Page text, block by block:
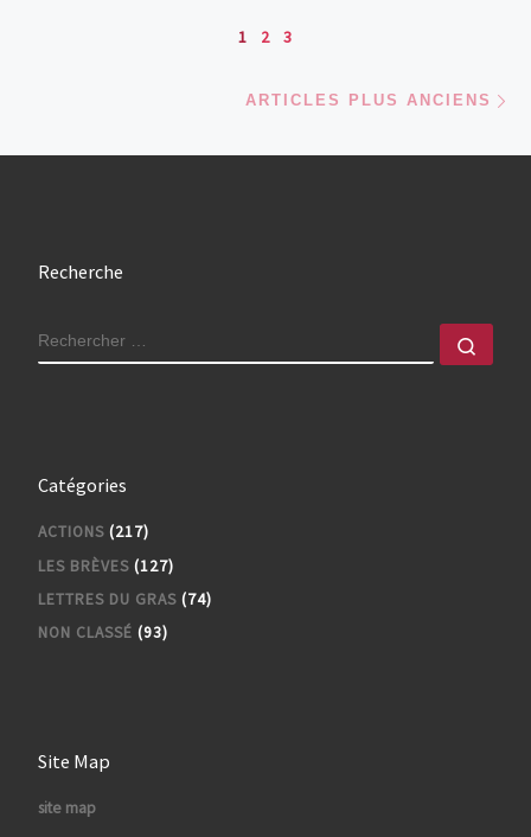
Navigation dans les articles
1 2 3
ARTICLES PLUS ANCIENS
Recherche
RECHERCHER
Catégories
ACTIONS(217)
LES BRÈVES(127)
LETTRES DU GRAS(74)
NON CLASSÉ (93)
Site Map
site map